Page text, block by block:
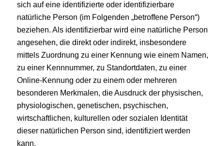
sich auf eine identifizierte oder identifizierbare
natürliche Person (im Folgenden „betroffene Person“)
beziehen. Als identifizierbar wird eine natürliche Person
angesehen, die direkt oder indirekt, insbesondere
mittels Zuordnung zu einer Kennung wie einem Namen,
zu einer Kennnummer, zu Standortdaten, zu einer
Online-Kennung oder zu einem oder mehreren
besonderen Merkmalen, die Ausdruck der physischen,
physiologischen, genetischen, psychischen,
wirtschaftlichen, kulturellen oder sozialen Identität
dieser natürlichen Person sind, identifiziert werden
kann.